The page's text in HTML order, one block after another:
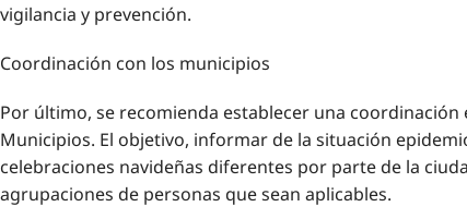
vigilancia y prevención.
Coordinación con los municipios
Por último, se recomienda establecer una coordinación
Municipios. El objetivo, informar de la situación
celebraciones navideñas diferentes por parte de la
agrupaciones de personas que sean aplicables.